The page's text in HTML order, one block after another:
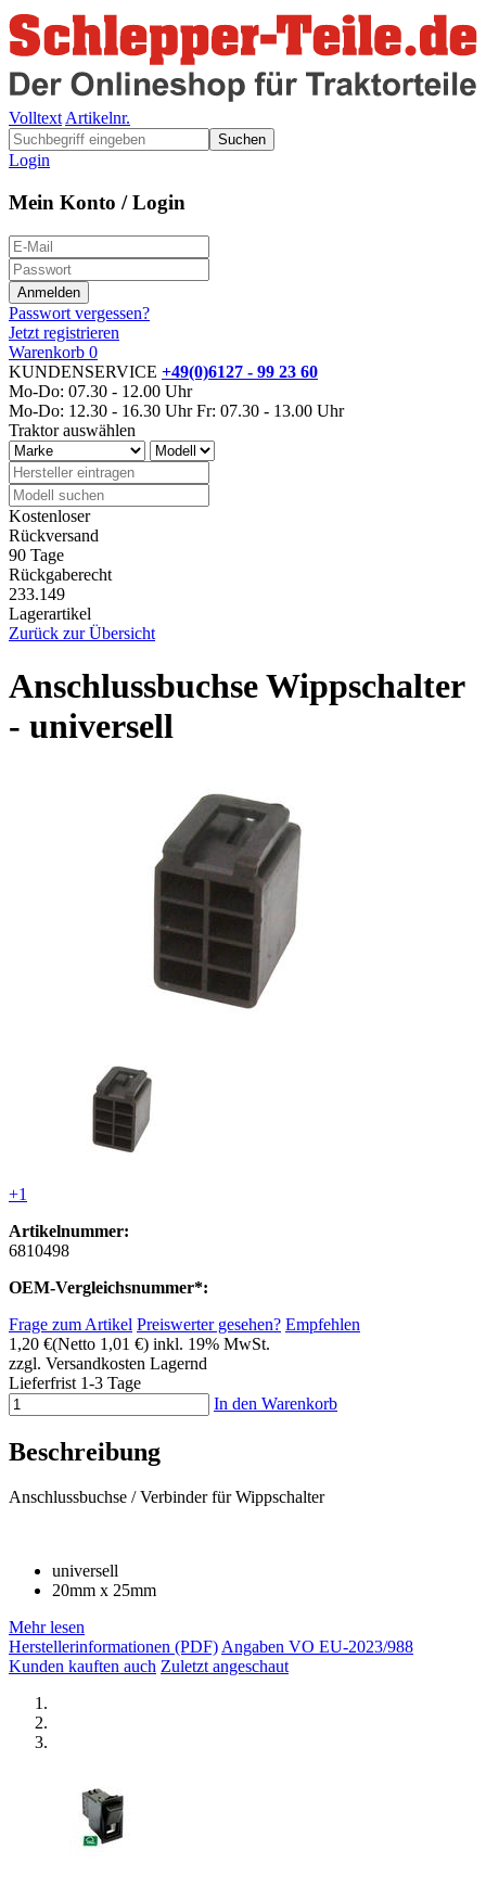
Volltext Artikelnr.
Suchen
Login
Mein Konto / Login
Passwort vergessen?
Jetzt registrieren
Warenkorb 0
KUNDENSERVICE +49(0)6127 - 99 23 60
Mo-Do: 07.30 - 12.00 Uhr
Mo-Do: 12.30 - 16.30 Uhr Fr: 07.30 - 13.00 Uhr
Traktor auswählen
Kostenloser
Rückversand
90 Tage
Rückgaberecht
233.149
Lagerartikel
Zurück zur Übersicht
Anschlussbuchse Wippschalter
- universell
+1
Artikelnummer:
6810498
OEM-Vergleichsnummer*:
Frage zum Artikel Preiswerter gesehen? Empfehlen
1,20 €(Netto 1,01 €) inkl. 19% MwSt.
zzgl. Versandkosten Lagernd
Lieferfrist 1-3 Tage
In den Warenkorb
Beschreibung
Anschlussbuchse / Verbinder für Wippschalter
universell
20mm x 25mm
Mehr lesen
Herstellerinformationen (PDF)Angaben VO EU-2023/988
Kunden kauften auch Zuletzt angeschaut